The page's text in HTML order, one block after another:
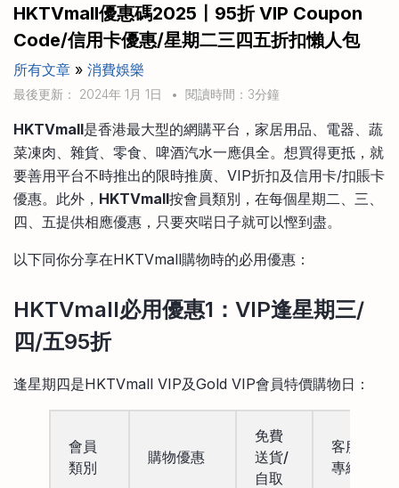
比較最抵港股投資戶口
投資加密貨幣
比較最抵Crypto交易所
月供股票計劃
比較最抵月供計劃戶口
比較定存利率
信用卡
比較各種最優惠信用卡
Marketplace
其他網站
手機App與理財資訊
商業解決方案
HKTVmall優惠碼2025〡95折 VIP Coupon
Code/信用卡優惠/星期二三四五折扣懶人包
所有文章 » 消費娛樂
最後更新： 2024年 1月 1日 • 閱讀時間：3分鐘
HKTVmall是香港最大型的網購平台，家居用品、電器、蔬
菜凍肉、雜貨、零食、啤酒汽水一應俱全。想買得更抵，就
要善用平台不時推出的限時推廣、VIP折扣及信用卡/扣賬卡
優惠。此外， HKTVmall按會員類別，在每個星期二、三、
四、五提供相應優惠，只要夾啱日子就可以慳到盡。
以下同你分享在HKTVmall購物時的必用優惠：
HKTVmall必用優惠1：VIP逢星期三/
四/五95折
逢星期四是HKTVmall VIP及Gold VIP會員特價購物日：
會員
類別
購物優惠
免費
送貨/
自取
客服
專線